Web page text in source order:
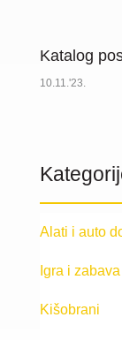
Katalog
10.11.'23.
Alati i auto
Igra i zabava
Kišobrani